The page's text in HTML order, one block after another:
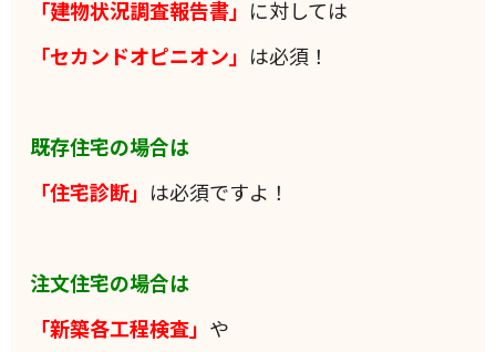
「建物状況調査報告書」 に対しては
「セカンドオピニオン」 は必須！
既存住宅の場合は
「住宅診断」 は必須ですよ！
注文住宅の場合は
「新築各工程検査」 や